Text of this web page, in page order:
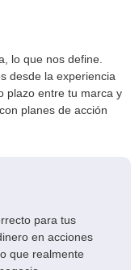
lo que nos define.
desde la experiencia
plazo entre tu marca y
planes de acción
para tus
en acciones
que realmente